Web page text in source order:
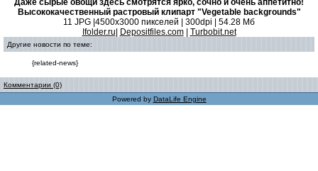
Даже сырые овощи здесь смотрятся ярко, сочно и очень аппетитно!
Высококачественный растровый клипарт "Vegetable backgrounds"
11 JPG |4500x3000 пикселей | 300dpi | 54.28 Мб
Ifolder.ru
Depositfiles.com| Turbobit.net
Другие новости по теме:
{related-news}
Комментарии (0)
Powered by DataLife Engine